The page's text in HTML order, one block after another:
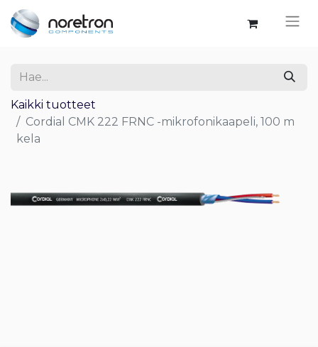
Kaikki tuotteet
Cordial CMK 222 FRNC -mikrofonikaapeli, 100 m
kela